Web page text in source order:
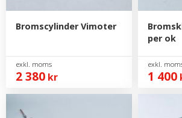
Bromscylinder Vimoter
2 380 kr
per ok
1 400